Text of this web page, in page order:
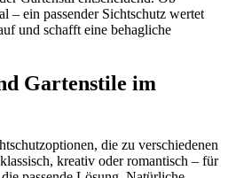
– ein passender Sichtschutz wertet
und schafft eine behagliche
Gartenstile im
die zu verschiedenen
kreativ oder romantisch – für